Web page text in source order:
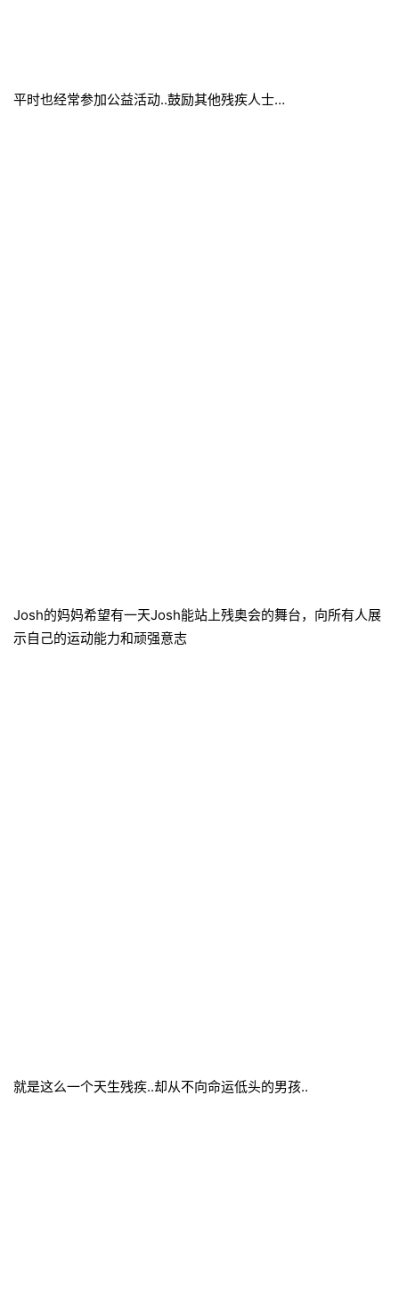
平时也经常参加公益活动..鼓励其他残疾人士…
Josh的妈妈希望有一天Josh能站上残奥会的舞台，向所有人展
示自己的运动能力和顽强意志
就是这么一个天生残疾..却从不向命运低头的男孩..